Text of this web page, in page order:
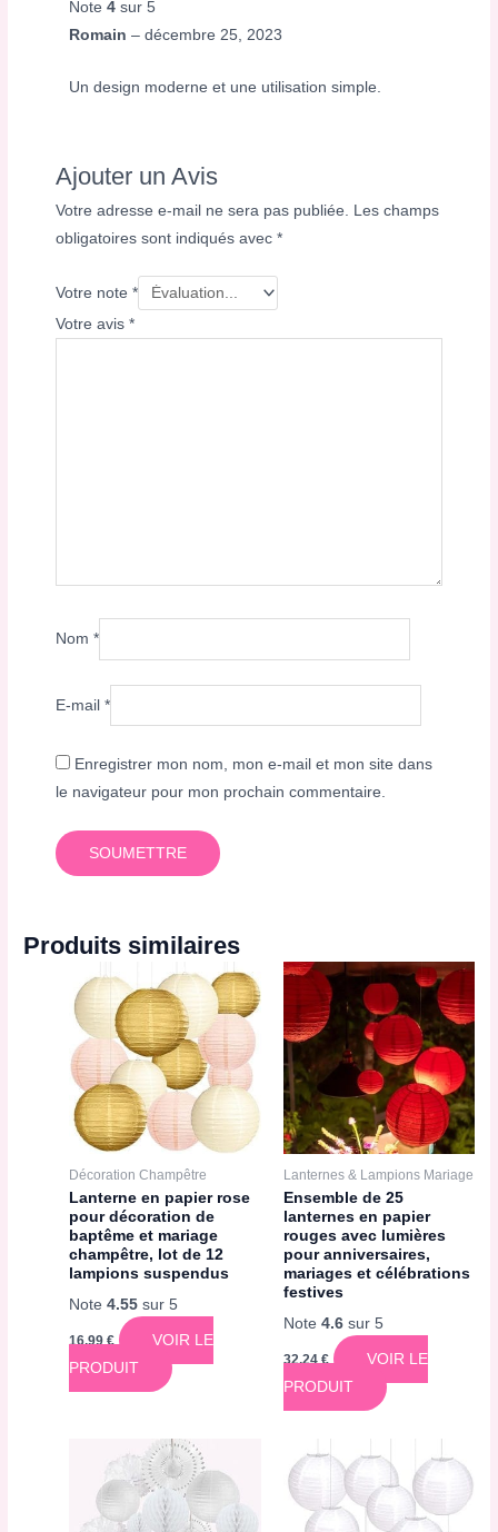
Note4 sur 5
Romain– décembre 25, 2023
Un design moderne et une utilisation simple.
Ajouter un Avis
Votre adresse e-mail ne sera pas publiée.
Les champs
obligatoires sont indiqués avec*
Votre note*
Votre avis*
Nom*
E-mail*
Enregistrer mon nom, mon e-mail et mon site dans
le navigateur pour mon prochain commentaire.
Produits similaires
Décoration Champêtre
Lanterne en papier rose
pour décoration de
baptême et mariage
champêtre, lot de 12
lampions suspendus
Note4.55 sur 5
16,99€
VOIR LE
PRODUIT
Lanternes & Lampions Mariage
Ensemble de 25
lanternes en papier
rouges avec lumières
pour anniversaires,
mariages et célébrations
festives
Note 4.6sur 5
32,24€
VOIR LE
PRODUIT